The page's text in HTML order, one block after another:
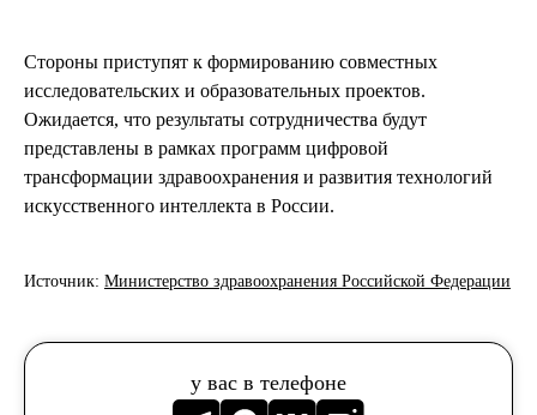
Стороны приступят к формированию совместных
исследовательских и образовательных проектов.
Ожидается, что результаты сотрудничества будут
представлены в рамках программ цифровой
трансформации здравоохранения и развития технологий
искусственного интеллекта в России.
Источник: Министерство здравоохранения Российской Федерации
у вас в телефоне